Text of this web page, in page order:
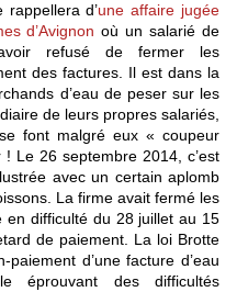
d’une affaire jugée
d’Avignon où un salarié de
refusé de fermer les
des factures. Il est dans la
d’eau de peser sur les
de leurs propres salariés,
font malgré eux « coupeur
! Le 26 septembre 2014, c’est
avec un certain aplomb
La firme avait fermé les
en difficulté du 28 juillet au 15
de paiement. La loi Brotte
d’une facture d’eau
éprouvant des difficultés